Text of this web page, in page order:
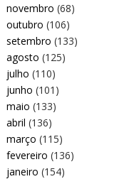
novembro (68)
outubro (106)
setembro (133)
agosto (125)
julho (110)
junho (101)
maio (133)
abril (136)
março (115)
fevereiro (136)
janeiro (154)